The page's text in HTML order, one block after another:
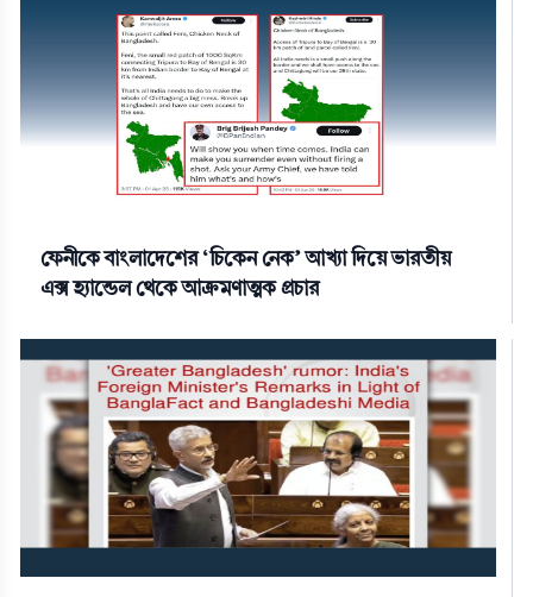
ফেনীকে বাংলাদেশের ‘চিকেন নেক’ আখ্যা দিয়ে ভারতীয়
এক্স হ্যান্ডেল থেকে আক্রমণাত্মক প্রচার